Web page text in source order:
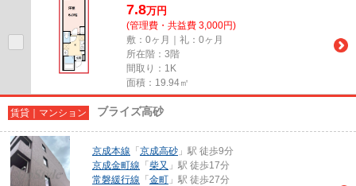
7.8万円
(管理費・共益費 3,000円)
敷：0ヶ月｜礼：0ヶ月
所在階：3階
間取り：1K
面積：19.94㎡
賃貸｜マンション ブライズ高砂
京成本線 「 京成高砂 」駅 徒歩9分
京成金町線 「 柴又 」駅 徒歩17分
常磐緩行線 「 金町 」駅 徒歩27分